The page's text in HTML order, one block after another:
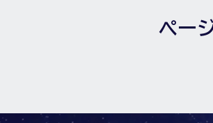
ペー